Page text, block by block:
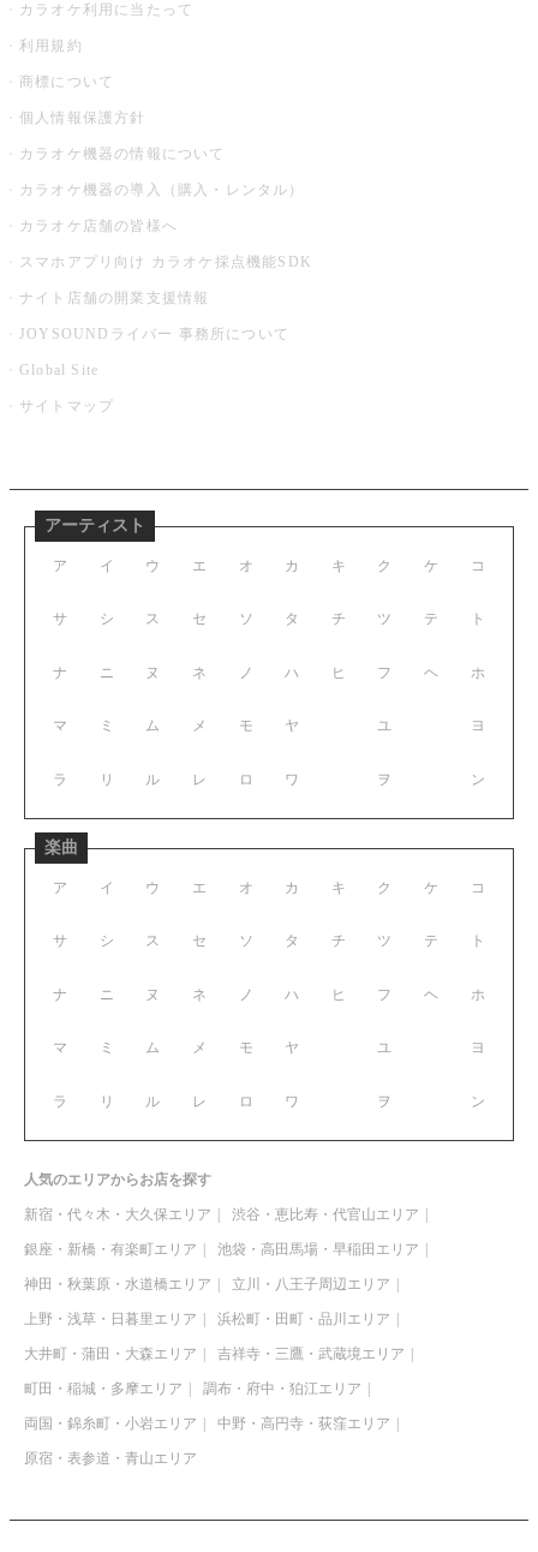
カラオケ利用に当たって
利用規約
商標について
個人情報保護方針
カラオケ機器の情報について
カラオケ機器の導入（購入・レンタル）
カラオケ店舗の皆様へ
スマホアプリ向け カラオケ採点機能SDK
ナイト店舗の開業支援情報
JOYSOUNDライバー 事務所について
Global Site
サイトマップ
アーティスト
ア イ ウ エ オ
サ シ ス セ ソ
ナ ニ ヌ ネ ノ
マ ミ ム メ モ
ラ リ ル レ ロ
カ キ ク ケ コ
タ チ ツ テ ト
ハ ヒ フ ヘ ホ
ヤ ユ ヨ
ワ ヲ ン
楽曲
ア イ ウ エ オ
サ シ ス セ ソ
ナ ニ ヌ ネ ノ
マ ミ ム メ モ
ラ リ ル レ ロ
カ キ ク ケ コ
タ チ ツ テ ト
ハ ヒ フ ヘ ホ
ヤ ユ ヨ
ワ ヲ ン
人気のエリアからお店を探す
新宿・代々木・大久保エリア 渋谷・恵比寿・代官山エリア
銀座・新橋・有楽町エリア 池袋・高田馬場・早稲田エリア
神田・秋葉原・水道橋エリア 立川・八王子周辺エリア
上野・浅草・日暮里エリア 浜松町・田町・品川エリア
大井町・蒲田・大森エリア 吉祥寺・三鷹・武蔵境エリア
町田・稲城・多摩エリア 調布・府中・狛江エリア
両国・錦糸町・小岩エリア 中野・高円寺・荻窪エリア
原宿・表参道・青山エリア